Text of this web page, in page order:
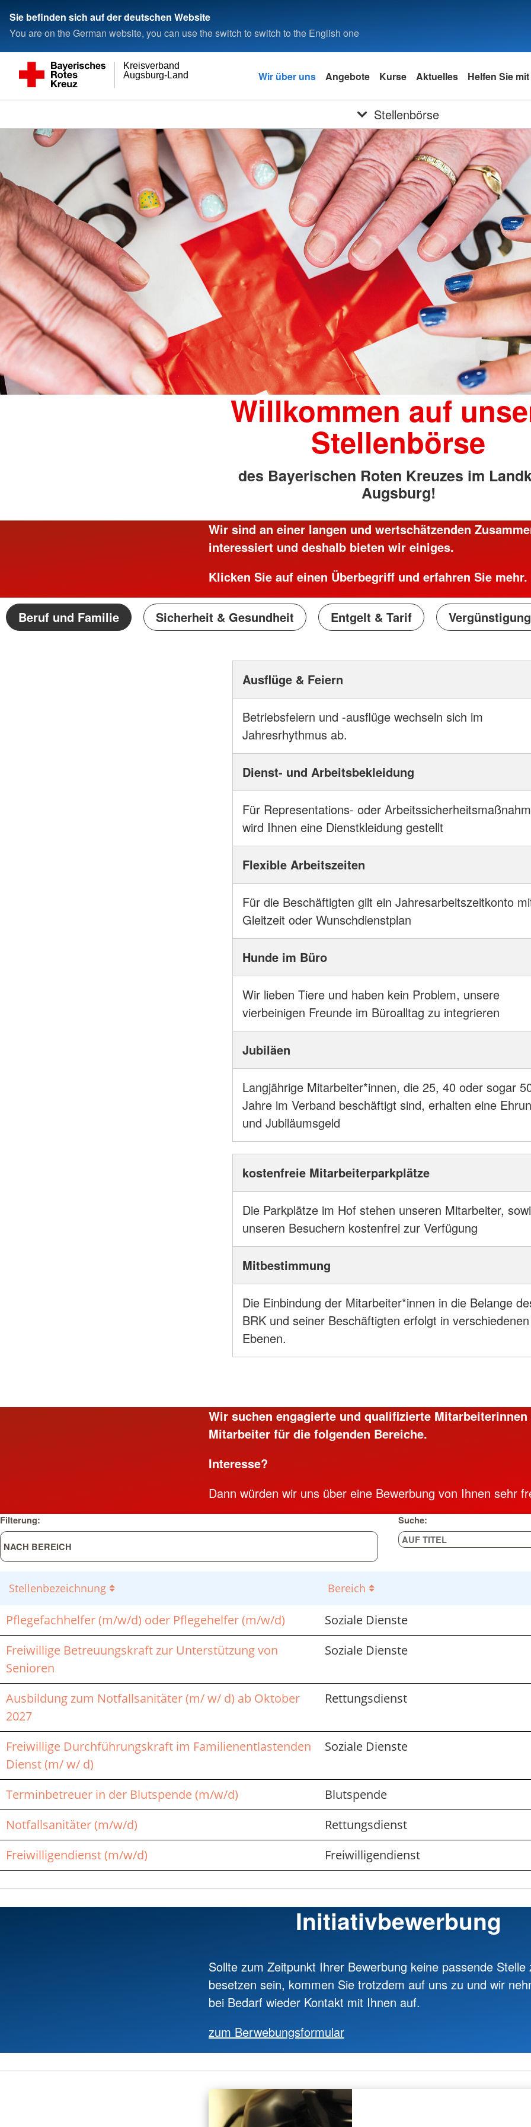
Sie befinden sich auf der deutschen Website
You are on the German website, you can use the switch to switch to the English one
Augsburg-Land
Kreisverband
Wir über uns Angebote Kurse Aktuelles Helfen Sie mit
Stellenbörse
Willkommen auf
Stellenbörse
des Bayerischen Roten Kreuzes im
Augsburg!
Wir sind an einer langen und wertschätzenden
interessiert und deshalb bieten wir einiges.
Klicken Sie auf einen Überbegriff und erfahren Sie mehr.
Beruf und Familie Sicherheit & Gesundheit Entgelt & Tarif
Ausflüge & Feiern
Betriebsfeiern und -ausflüge wechseln sich im
Jahresrhythmus ab.
Dienst- und Arbeitsbekleidung
Für Representations- oder
wird Ihnen eine Dienstkleidung gestellt
Flexible Arbeitszeiten
Für die Beschäftigten gilt ein Jahresarbeitszeitkonto
Gleitzeit oder Wunschdienstplan
Hunde im Büro
Wir lieben Tiere und haben kein Problem, unsere
vierbeinigen Freunde im Büroalltag zu integrieren
Jubiläen
Langjährige Mitarbeiter*innen, die 25, 40 oder sogar
Jahre im Verband beschäftigt sind, erhalten eine
und Jubiläumsgeld
kostenfreie Mitarbeiterparkplätze
Die Parkplätze im Hof stehen unseren Mitarbeiter,
unseren Besuchern kostenfrei zur Verfügung
Mitbestimmung
Die Einbindung der Mitarbeiter*innen in die Belange
BRK und seiner Beschäftigten erfolgt in verschiedenen
Ebenen.
Wir suchen engagierte und qualifizierte Mitarbeiterinnen
Mitarbeiter für die folgenden Bereiche.
Interesse?
Dann würden wir uns über eine Bewerbung von Ihnen sehr
Filterung: Suche:
Stellenbezeichnung Bereich
Pflegefachhelfer (m/w/d) oder Pflegehelfer (m/w/d) Soziale Dienste
Freiwillige Betreuungskraft zur Unterstützung von
Senioren
Soziale Dienste
Ausbildung zum Notfallsanitäter (m/ w/ d) ab Oktober
2027
Rettungsdienst
Freiwillige Durchführungskraft im Familienentlastenden
Dienst (m/ w/ d)
Soziale Dienste
Terminbetreuer in der Blutspende (m/w/d) Blutspende
Notfallsanitäter (m/w/d)
Rettungsdienst
Freiwilligendienst (m/w/d)
Freiwilligendienst
Initiativbewerbung
Sollte zum Zeitpunkt Ihrer Bewerbung keine passende Stelle
besetzen sein, kommen Sie trotzdem auf uns zu und wir
bei Bedarf wieder Kontakt mit Ihnen auf.
zum Berwebungsformular